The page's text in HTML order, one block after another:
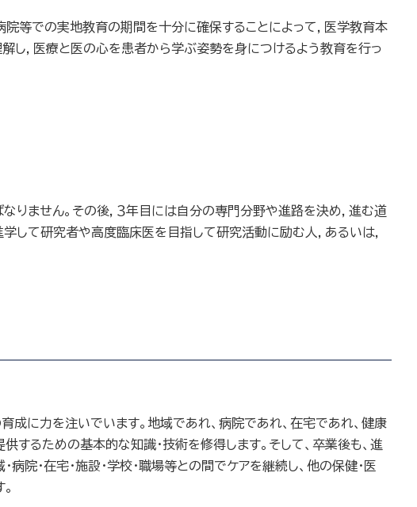
等での実地教育の期間を十分に確保することによって，医学教育本
し，医療と医の心を患者から学ぶ姿勢を身につけるよう教育を行っ
ません。その後，３年目には自分の専門分野や進路を決め，進む道
して研究者や高度臨床医を目指して研究活動に励む人，あるいは，
成に力を注いでいます。地域であれ、病院であれ、在宅であれ、健康
するための基本的な知識・技術を修得します。そして、卒業後も、進
院・在宅・施設・学校・職場等との間でケアを継続し、他の保健・医